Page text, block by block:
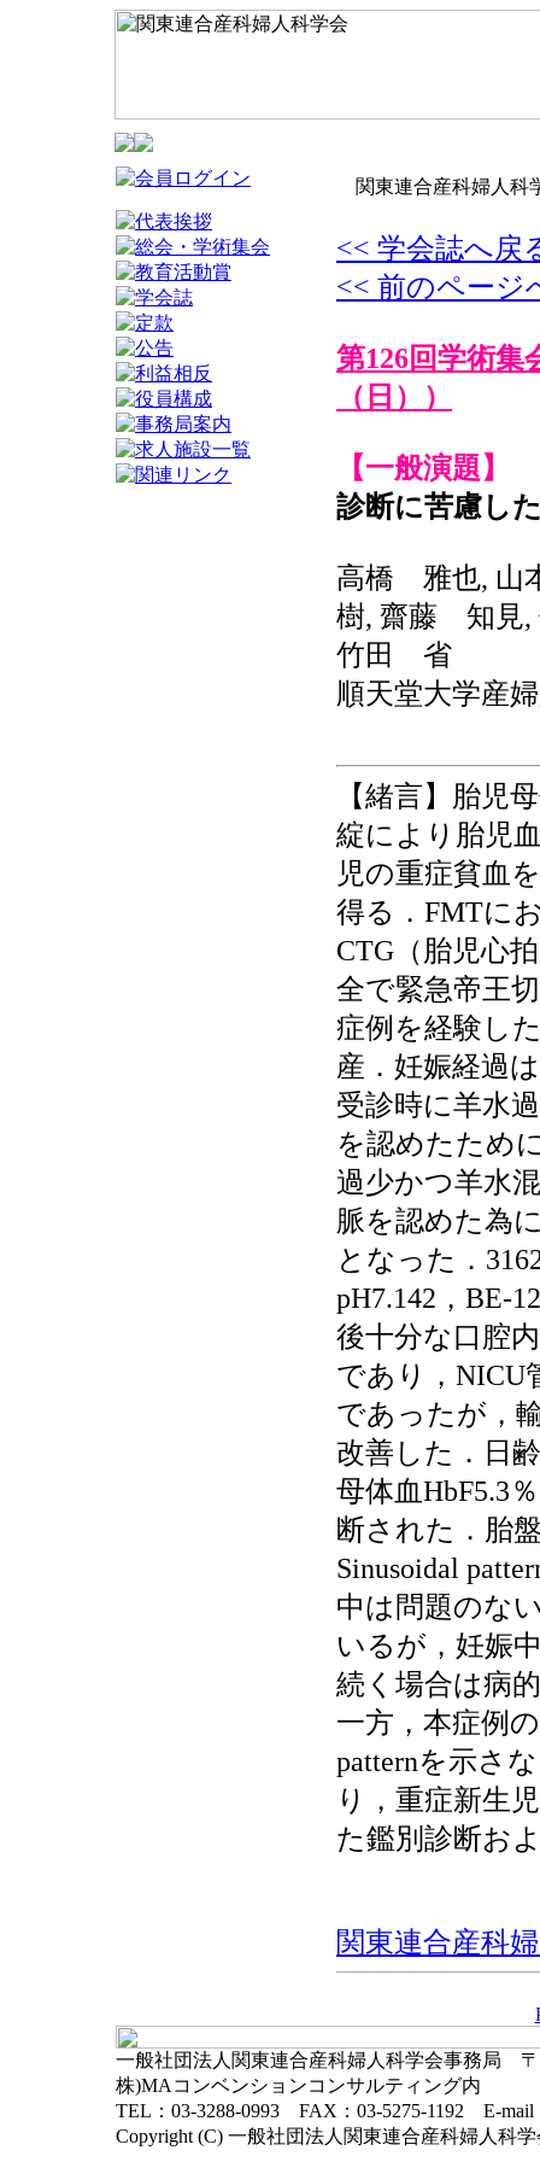
関東連合産科婦人科
<< 学会誌へ戻
<< 前のページ
第126回学術集
（日））
【一般演題】
診断に苦慮し
高橋 雅也,
樹, 齋藤 知見
竹田 省
順天堂大学産
【緒言】胎児
綻により胎児
児の重症貧血
得る．FMTに
CTG（胎児心
全で緊急帝王
症例を経験し
産．妊娠経過
受診時に羊水
を認めたため
過少かつ羊水
脈を認めた為
となった．
pH7.142，BE-
後十分な口腔
であり，NICU
であったが，
改善した．日
母体血HbF5.3
断された．胎
Sinusoidal
中は問題のな
いるが，妊娠
続く場合は病
一方，本症例
patternを示さ
り，重症新生
た鑑別診断お
関東連合産科
一般社団法人関東連合産科婦人科学会事務局 〒
株)MAコンベンションコンサルティング内
TEL：03-3288-0993 FAX：03-5275-1192 E-mail
Copyright (C) 一般社団法人関東連合産科婦人科